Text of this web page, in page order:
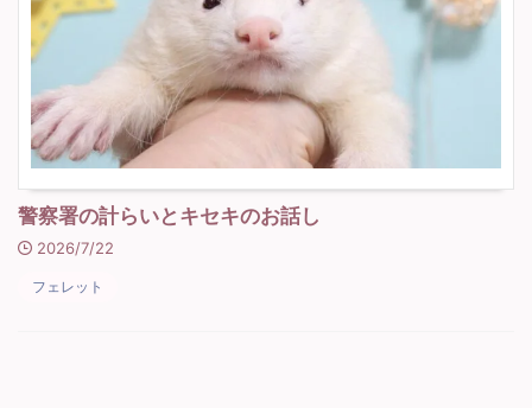
警察署の計らいとキセキのお話し
2026/7/22
フェレット